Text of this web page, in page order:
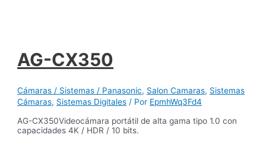
AG-CX350
Cámaras / Sistemas / Panasonic, Salon Camaras, Sistemas
Cámaras, Sistemas Digitales / Por EpmhWq3Fd4
AG-CX350Videocámara portátil de alta gama tipo 1.0 con
capacidades 4K / HDR / 10 bits.